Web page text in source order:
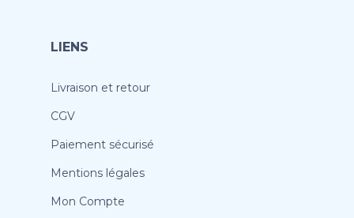
LIENS
Livraison et retour
CGV
Paiement sécurisé
Mentions légales
Mon Compte